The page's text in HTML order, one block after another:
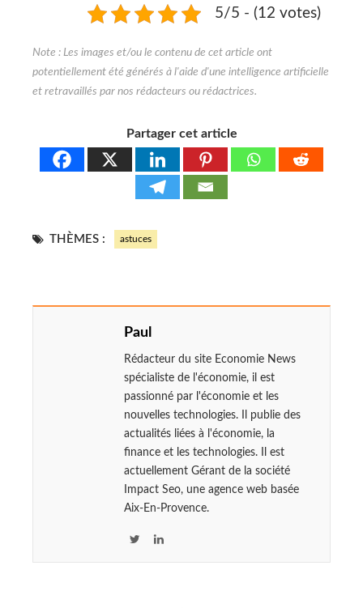
5/5 - (12 votes)
Partager cet article
THÈMES : astuces
Paul
Rédacteur du site Economie News
spécialiste de l'économie, il est
passionné par l'économie et les
nouvelles technologies. Il publie des
actualités liées à l'économie, la
finance et les technologies. Il est
actuellement Gérant de la société
Impact Seo, une agence web basée
Aix-En-Provence.
L